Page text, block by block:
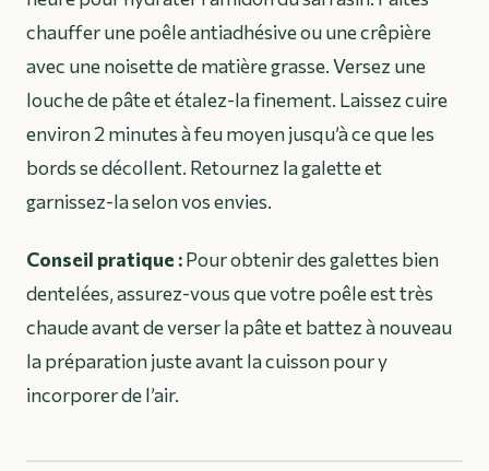
chauffer une poêle antiadhésive ou une crêpière
avec une noisette de matière grasse. Versez une
louche de pâte et étalez-la finement. Laissez cuire
environ 2 minutes à feu moyen jusqu’à ce que les
bords se décollent. Retournez la galette et
garnissez-la selon vos envies.
Conseil pratique :Pour obtenir des galettes bien
dentelées, assurez-vous que votre poêle est très
chaude avant de verser la pâte et battez à nouveau
la préparation juste avant la cuisson pour y
incorporer de l’air.